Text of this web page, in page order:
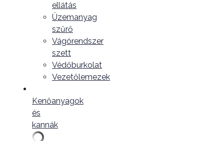
ellátás
Üzemanyag
szűrő
Vágórendszer
szett
Védőburkolat
Vezetőlemezek
Kenőanyagok
és
kannák